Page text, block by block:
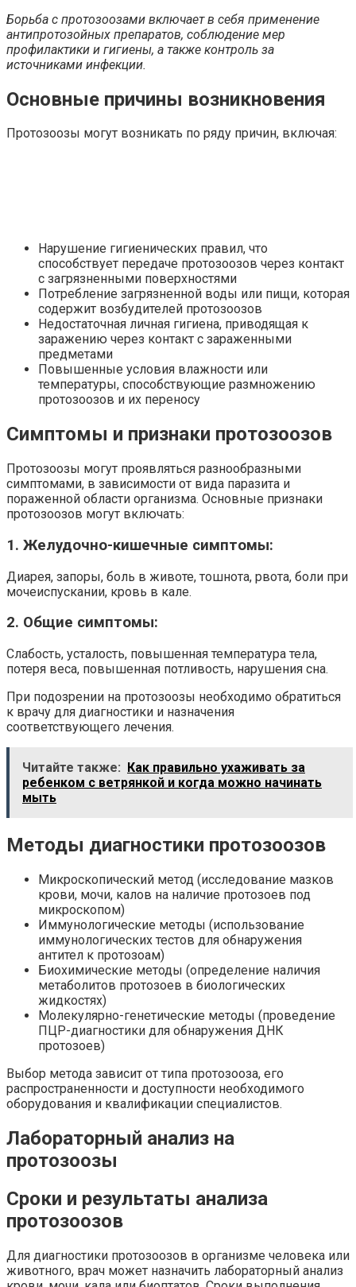
Борьба с протозоозами включает в себя применение
антипротозойных препаратов, соблюдение мер
профилактики и гигиены, а также контроль за
источниками инфекции.
Основные причины возникновения
Протозоозы могут возникать по ряду причин, включая:
Нарушение гигиенических правил, что
способствует передаче протозоозов через контакт
с загрязненными поверхностями
Потребление загрязненной воды или пищи, которая
содержит возбудителей протозоозов
Недостаточная личная гигиена, приводящая к
заражению через контакт с зараженными
предметами
Повышенные условия влажности или
температуры, способствующие размножению
протозоозов и их переносу
Симптомы и признаки протозоозов
Протозоозы могут проявляться разнообразными
симптомами, в зависимости от вида паразита и
пораженной области организма. Основные признаки
протозоозов могут включать:
1. Желудочно-кишечные симптомы:
Диарея, запоры, боль в животе, тошнота, рвота, боли при
мочеиспускании, кровь в кале.
2. Общие симптомы:
Слабость, усталость, повышенная температура тела,
потеря веса, повышенная потливость, нарушения сна.
При подозрении на протозоозы необходимо обратиться
к врачу для диагностики и назначения
соответствующего лечения.
Читайте также: Как правильно ухаживать за
ребенком с ветрянкой и когда можно начинать
мыть
Методы диагностики протозоозов
Микроскопический метод (исследование мазков
крови, мочи, калов на наличие протозоев под
микроскопом)
Иммунологические методы (использование
иммунологических тестов для обнаружения
антител к протозоам)
Биохимические методы (определение наличия
метаболитов протозоев в биологических
жидкостях)
Молекулярно-генетические методы (проведение
ПЦР-диагностики для обнаружения ДНК
протозоев)
Выбор метода зависит от типа протозооза, его
распространенности и доступности необходимого
оборудования и квалификации специалистов.
Лабораторный анализ на
протозоозы
Сроки и результаты анализа
протозоозов
Для диагностики протозоозов в организме человека или
животного, врач может назначить лабораторный анализ